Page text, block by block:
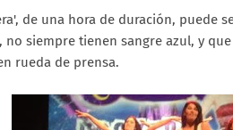
de una hora de duración, puede
no siempre tienen sangre azul, y
rueda de prensa.